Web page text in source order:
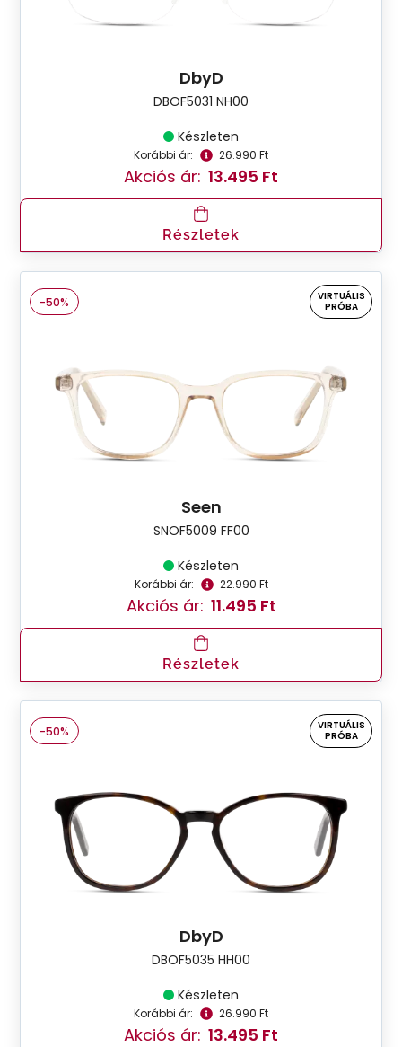
DbyD
DBOF5031 NH00
Készleten
Korábbi ár: 26.990 Ft
Akciós ár: 13.495 Ft
Részletek
-50%
VIRTUÁLIS
PRÓBA
Seen
SNOF5009 FF00
Készleten
Korábbi ár: 22.990 Ft
Akciós ár: 11.495 Ft
Részletek
-50%
VIRTUÁLIS
PRÓBA
DbyD
DBOF5035 HH00
Készleten
Korábbi ár: 26.990 Ft
Akciós ár: 13.495 Ft